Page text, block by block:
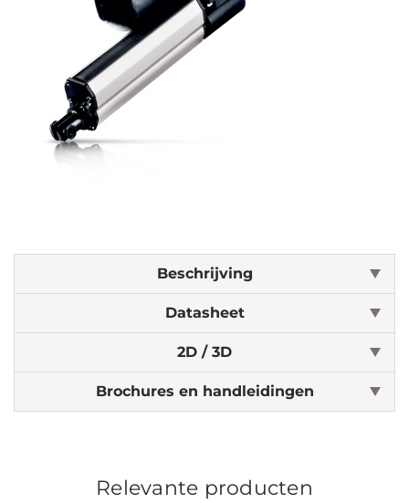
Beschrijving
Datasheet
2D / 3D
Brochures en handleidingen
Relevante producten